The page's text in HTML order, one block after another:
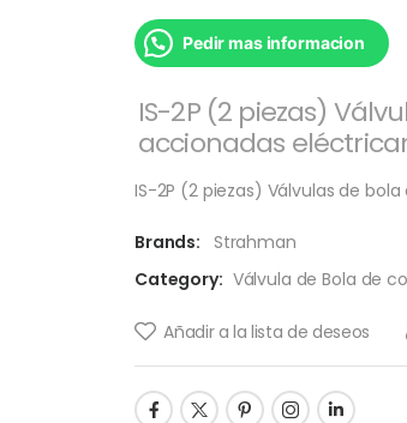
Pedir mas informacion
IS-2P (2 piezas)
accionadas
IS-2P (2 piezas) Válvulas de
Brands: Strahman
Category: Válvula de Bola de
Añadir a la lista de deseos